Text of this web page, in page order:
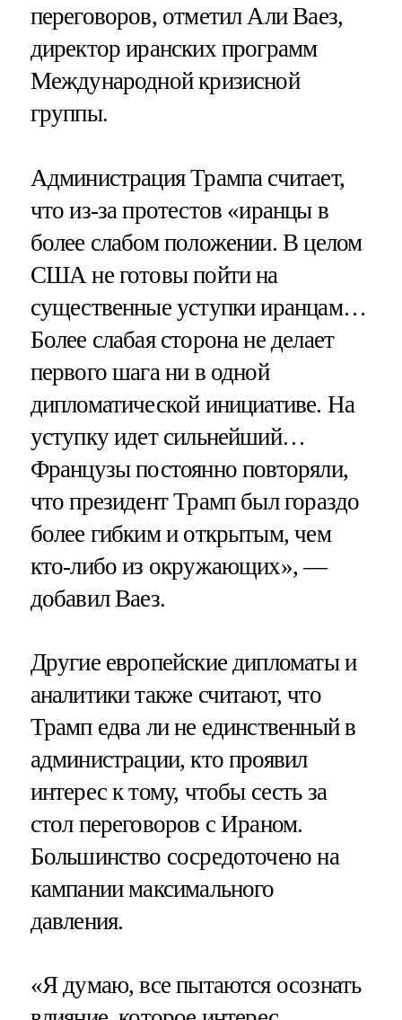
переговоров, отметил Али Ваез,
директор иранских программ
Международной кризисной
группы.
Администрация Трампа считает,
что из-за протестов «иранцы в
более слабом положении. В целом
США не готовы пойти на
существенные уступки иранцам…
Более слабая сторона не делает
первого шага ни в одной
дипломатической инициативе. На
уступку идет сильнейший…
Французы постоянно повторяли,
что президент Трамп был гораздо
более гибким и открытым, чем
кто-либо из окружающих», —
добавил Ваез.
Другие европейские дипломаты и
аналитики также считают, что
Трамп едва ли не единственный в
администрации, кто проявил
интерес к тому, чтобы сесть за
стол переговоров с Ираном.
Большинство сосредоточено на
кампании максимального
давления.
«Я думаю, все пытаются осознать